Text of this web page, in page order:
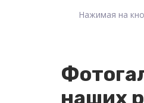
Нажимая на
наших